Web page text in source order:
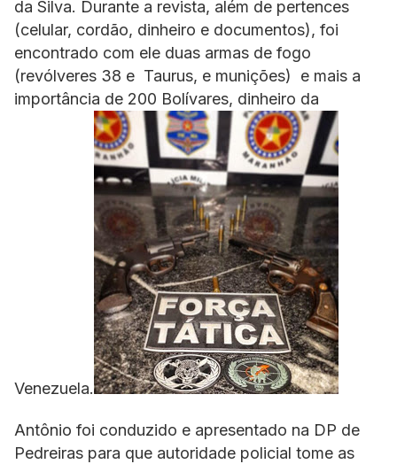
da Silva. Durante a revista, além de pertences
(celular, cordão, dinheiro e documentos), foi
encontrado com ele duas armas de fogo
(revólveres 38 e Taurus, e munições) e mais a
importância de 200 Bolívares, dinheiro da
Venezuela.
Antônio foi conduzido e apresentado na DP de
Pedreiras para que autoridade policial tome as